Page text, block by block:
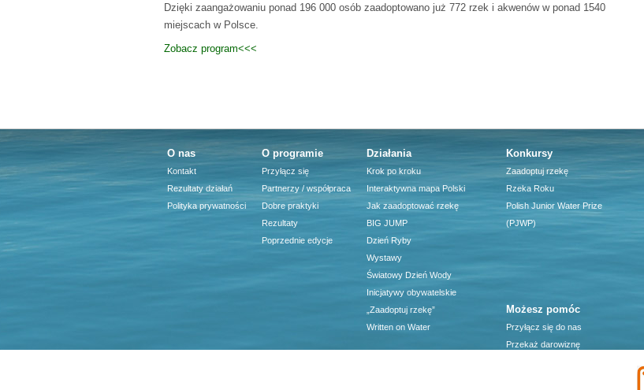
Dzięki zaangażowaniu ponad 196 000 osób zaadoptowano już 772 rzek i akwenów w ponad 1540
miejscach w Polsce.
Zobacz program<<<
O nas
Kontakt
Rezultaty działań
Polityka prywatności
O programie
Przyłącz się
Partnerzy / współpraca
Dobre praktyki
Rezultaty
Poprzednie edycje
Działania
Krok po kroku
Interaktywna mapa Polski
Jak zaadoptować rzekę
BIG JUMP
Dzień Ryby
Wystawy
Światowy Dzień Wody
Inicjatywy obywatelskie
„Zaadoptuj rzekę”
Written on Water
Konkursy
Zaadoptuj rzekę
Rzeka Roku
Polish Junior Water Prize
(PJWP)
Możesz pomóc
Przyłącz się do nas
Przekaż darowiznę